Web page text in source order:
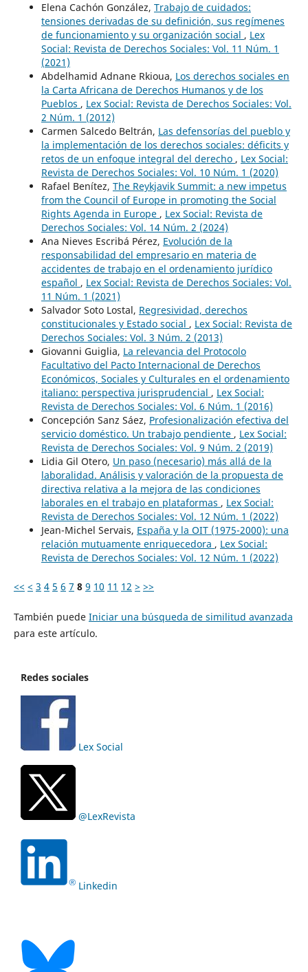
Elena Cachón González, Trabajo de cuidados:
tensiones derivadas de su definición, sus regímenes
de funcionamiento y su organización social , Lex
Social: Revista de Derechos Sociales: Vol. 11 Núm. 1
(2021)
Abdelhamid Adnane Rkioua, Los derechos sociales en
la Carta Africana de Derechos Humanos y de los
Pueblos , Lex Social: Revista de Derechos Sociales: Vol.
2 Núm. 1 (2012)
Carmen Salcedo Beltrán, Las defensorías del pueblo y
la implementación de los derechos sociales: déficits y
retos de un enfoque integral del derecho , Lex Social:
Revista de Derechos Sociales: Vol. 10 Núm. 1 (2020)
Rafael Benítez, The Reykjavik Summit: a new impetus
from the Council of Europe in promoting the Social
Rights Agenda in Europe , Lex Social: Revista de
Derechos Sociales: Vol. 14 Núm. 2 (2024)
Ana Nieves Escribá Pérez, Evolución de la
responsabilidad del empresario en materia de
accidentes de trabajo en el ordenamiento jurídico
español , Lex Social: Revista de Derechos Sociales: Vol.
11 Núm. 1 (2021)
Salvador Soto Lostal, Regresividad, derechos
constitucionales y Estado social , Lex Social: Revista de
Derechos Sociales: Vol. 3 Núm. 2 (2013)
Giovanni Guiglia, La relevancia del Protocolo
Facultativo del Pacto Internacional de Derechos
Económicos, Sociales y Culturales en el ordenamiento
italiano: perspectiva jurisprudencial , Lex Social:
Revista de Derechos Sociales: Vol. 6 Núm. 1 (2016)
Concepción Sanz Sáez, Profesionalización efectiva del
servicio doméstico. Un trabajo pendiente , Lex Social:
Revista de Derechos Sociales: Vol. 9 Núm. 2 (2019)
Lidia Gil Otero, Un paso (necesario) más allá de la
laboralidad. Análisis y valoración de la propuesta de
directiva relativa a la mejora de las condiciones
laborales en el trabajo en plataformas , Lex Social:
Revista de Derechos Sociales: Vol. 12 Núm. 1 (2022)
Jean-Michel Servais, España y la OIT (1975-2000): una
relación mutuamente enriquecedora , Lex Social:
Revista de Derechos Sociales: Vol. 12 Núm. 1 (2022)
<< < 3 4 5 6 7 8 9 10 11 12 > >>
También puede Iniciar una búsqueda de similitud avanzada
para este artículo.
Redes sociales
Lex Social
@LexRevista
Linkedin